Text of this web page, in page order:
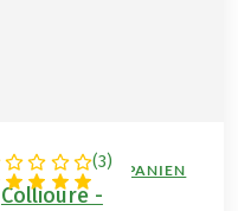
(3)
FRANKREICH / SPANIEN
Collioure -